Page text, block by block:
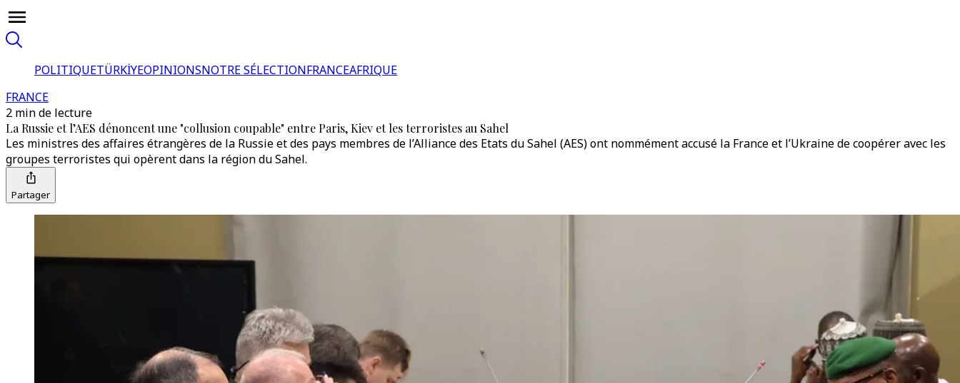
POLITIQUETÜRKİYEOPINIONSNOTRE SÉLECTIONFRANCEAFRIQUE
FRANCE
2 min de lecture
La Russie et l’AES dénoncent une "collusion coupable" entre Paris, Kiev et les terroristes au Sahel
Les ministres des affaires étrangères de la Russie et des pays membres de l’Alliance des Etats du Sahel (AES) ont nommément accusé la France et l’Ukraine de coopérer avec les
groupes terroristes qui opèrent dans la région du Sahel.
Partager